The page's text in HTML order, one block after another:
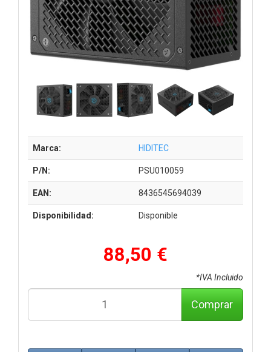
Marca: HIDITEC
P/N: PSU010059
EAN: 8436545694039
Disponibilidad: Disponible
88,50 €
*IVA Incluido
Comprar